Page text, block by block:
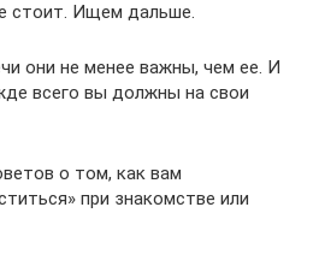
стоит. Ищем дальше.
они не менее важны, чем ее. И
всего вы должны на свои
о том, как вам
при знакомстве или